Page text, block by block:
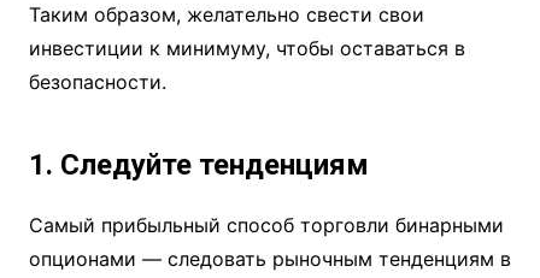
Таким образом, желательно свести свои
инвестиции к минимуму, чтобы оставаться в
безопасности.
1. Следуйте тенденциям
Самый прибыльный способ торговли бинарными
опционами — следовать рыночным тенденциям в